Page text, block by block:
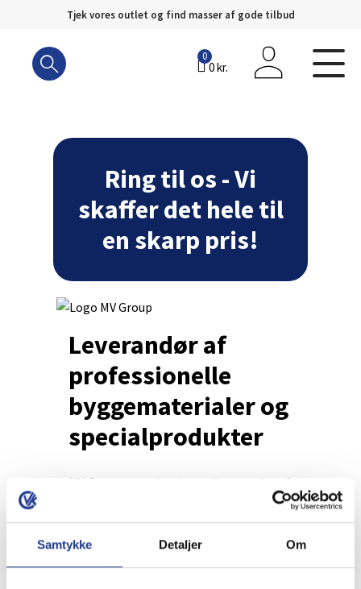
Samtykke Detaljer Om
Tjek vores outlet og find masser af gode tilbud
indhold
0kr.
0
Ring til os - Vi
skaffer det hele til
en skarp pris!
Leverandør af
professionelle
byggematerialer og
specialprodukter
MV Group er en dansk totalleverandør af
tekniske produkter og byggematerialer
til industri, håndværk og detail.
Sortimentet omfatter bl.a.